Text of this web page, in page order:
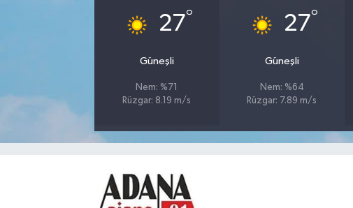
27°
Güneşli
Nem: %71
Rüzgar: 8.19 m/s
27°
Güneşli
Nem: %64
Rüzgar: 7.89 m/s